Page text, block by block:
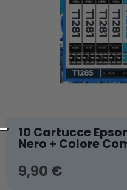
10 Cartucce
Nero + Colore
9,90 €